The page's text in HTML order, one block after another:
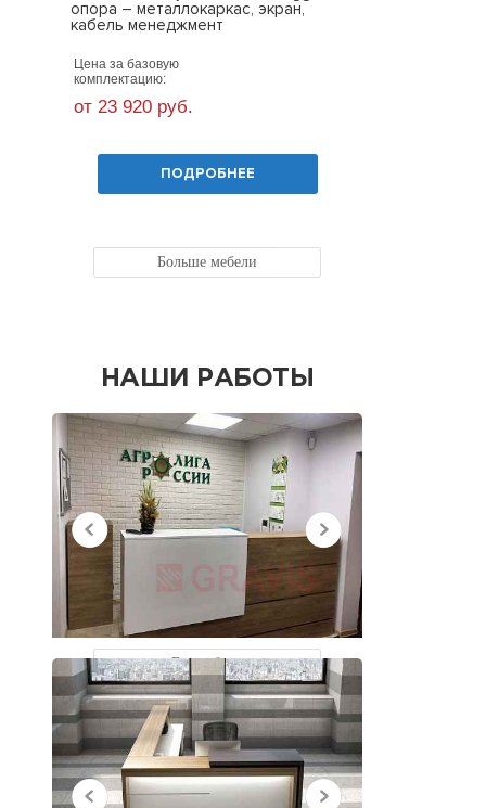
опора – металлокаркас, экран,
кабель менеджмент
(ШхГхВ)
Цена за базовую
комплектацию:
от 23 920 руб.
ПОДРОБНЕЕ
Больше мебели
НАШИ РАБОТЫ
Все работы
НЕДАВНО
ПРОСМОТРЕННЫЕ